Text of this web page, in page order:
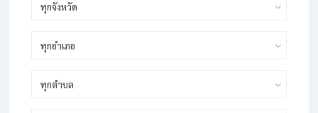
ทุกจังหวัด
ทุกอำเภอ
ทุกตำบล